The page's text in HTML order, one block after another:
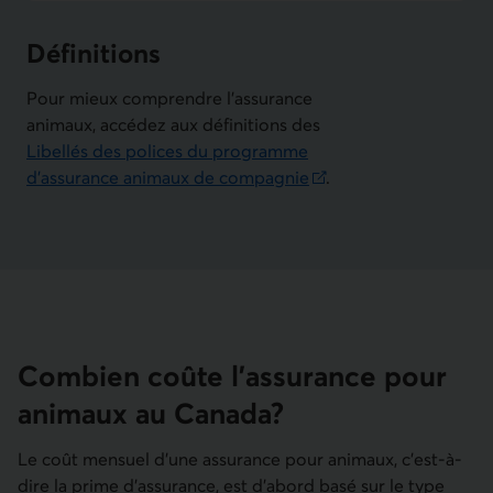
Définitions
Pour mieux comprendre l'assurance
animaux, accédez aux définitions des
Libellés des polices du programme
d’assurance animaux de compagnie
.
Combien coûte l'assurance pour
animaux au Canada?
Le coût mensuel d'une assurance pour animaux, c'est-à-
dire la prime d'assurance, est d'abord basé sur le type